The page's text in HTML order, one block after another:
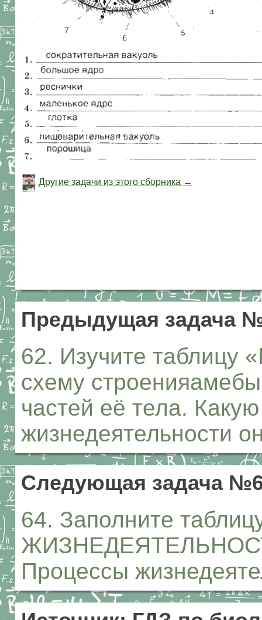
Другие задачи из этого сборника →
Предыдущая задача
62. Изучите таблицу
схему
частей её тела.
жизнедеятельности
Следующая задача
64. Заполните
Процессы